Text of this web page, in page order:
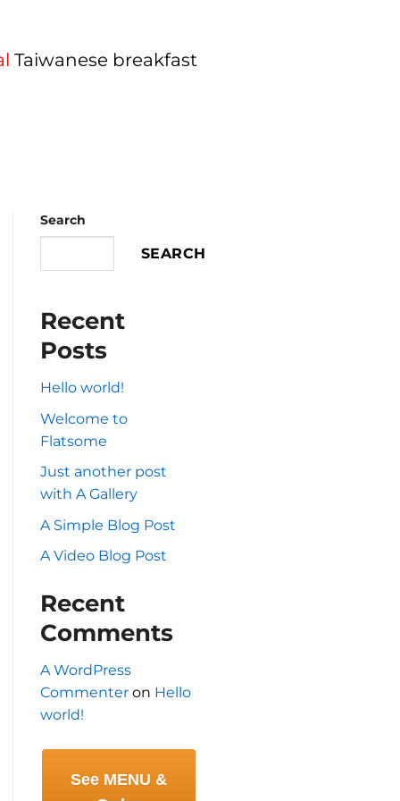
Taiwanese breakfast
Search
SEARCH
Recent
Posts
Hello world!
Welcome to
Flatsome
Just another post
with A Gallery
A Simple Blog Post
A Video Blog Post
Recent
Comments
A WordPress
Commenteron Hello
world!
See MENU &